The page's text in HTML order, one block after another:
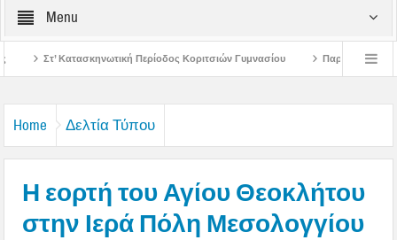
Menu
Κοριτσιών Γυμνασίου Παρακλήσεις πρώτης εβδομάδος
Home Δελτία Τύπου
Η εορτή του Αγίου Θεοκλήτου
στην Ιερά Πόλη Μεσολογγίου